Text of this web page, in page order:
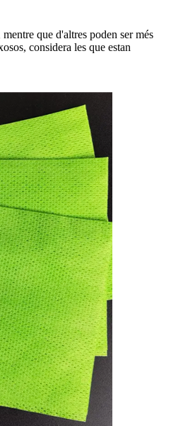
que d'altres poden ser més
considera les que estan